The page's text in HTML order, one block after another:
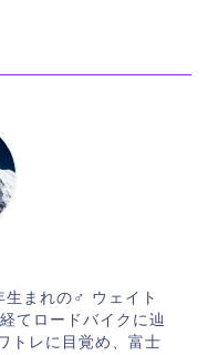
生まれの♂ ウェイト
てロードバイクに辿
トレに目覚め、富士